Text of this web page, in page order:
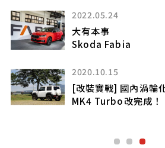
2023.12.27
典藏良機
Audi TT & TT RS
2022.11.03
【改裝實戰】車友引
2022年式Subaru